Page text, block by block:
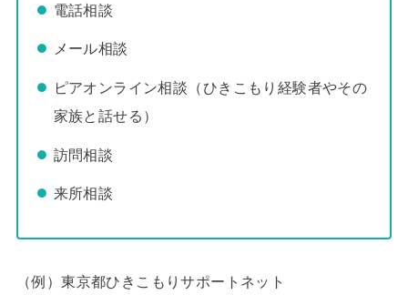
電話相談
メール相談
ピアオンライン相談（ひきこもり経験者やその
家族と話せる）
訪問相談
来所相談
（例）東京都ひきこもりサポートネット